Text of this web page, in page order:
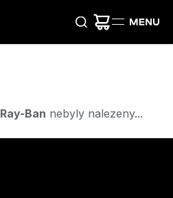
Ray-Ban nebyly nalezeny...